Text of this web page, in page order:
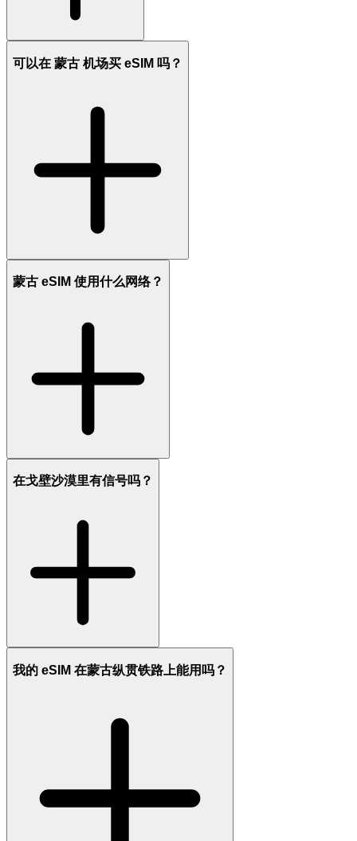
可以在 蒙古 机场买 eSIM 吗？
蒙古 eSIM 使用什么网络？
在戈壁沙漠里有信号吗？
我的 eSIM 在蒙古纵贯铁路上能用吗？